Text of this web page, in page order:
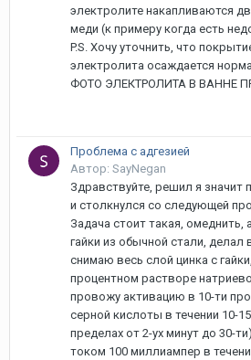
электролите накапливаются
меди (к примеру когда есть
P.S. Хочу уточнить, что
электролита осаждается
ФОТО ЭЛЕКТРОЛИТА В ВАННЕ
Проблема с адгезией
Автор: SayNegan
Здравствуйте, решил я значит
и столкнулся со следующей
Задача стоит такая, омеднить,
гайки из обычной стали,
снимаю весь слой цинка с
процентном растворе
провожу активацию в 10-ти
серной кислоты в течении 10-
пределах от 2-ух минут до 30-
током 100 миллиампер в